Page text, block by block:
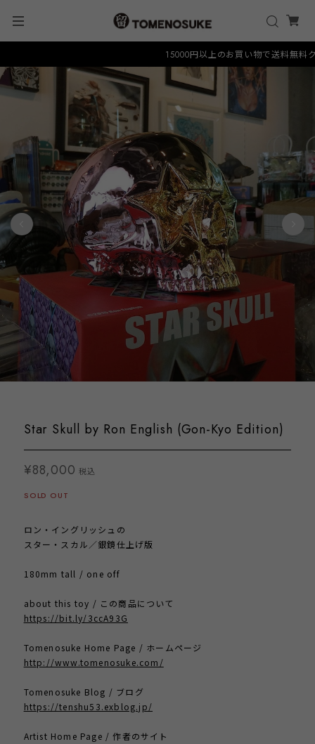
15000円以上のお買い物で送料無料ク
Star Skull by Ron English (Gon-Kyo Edition)
¥88,000 税込
SOLD OUT
ロン・イングリッシュの
スター・スカル／銀鏡仕上げ版
180mm tall / one off
about this toy / この商品について
https://bit.ly/3ccA93G
Tomenosuke Home Page / ホームページ
http://www.tomenosuke.com/
Tomenosuke Blog / ブログ
https://tenshu53.exblog.jp/
Artist Home Page / 作者のサイト